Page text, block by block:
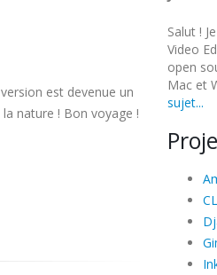
est devenue un
nature ! Bon voyage !
Salut !
Video
open
Mac et
sujet...